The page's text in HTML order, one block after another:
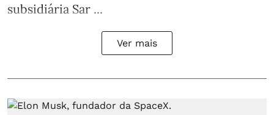
subsidiária Sar ...
Ver mais